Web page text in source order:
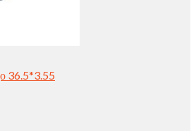
36.5*3.55